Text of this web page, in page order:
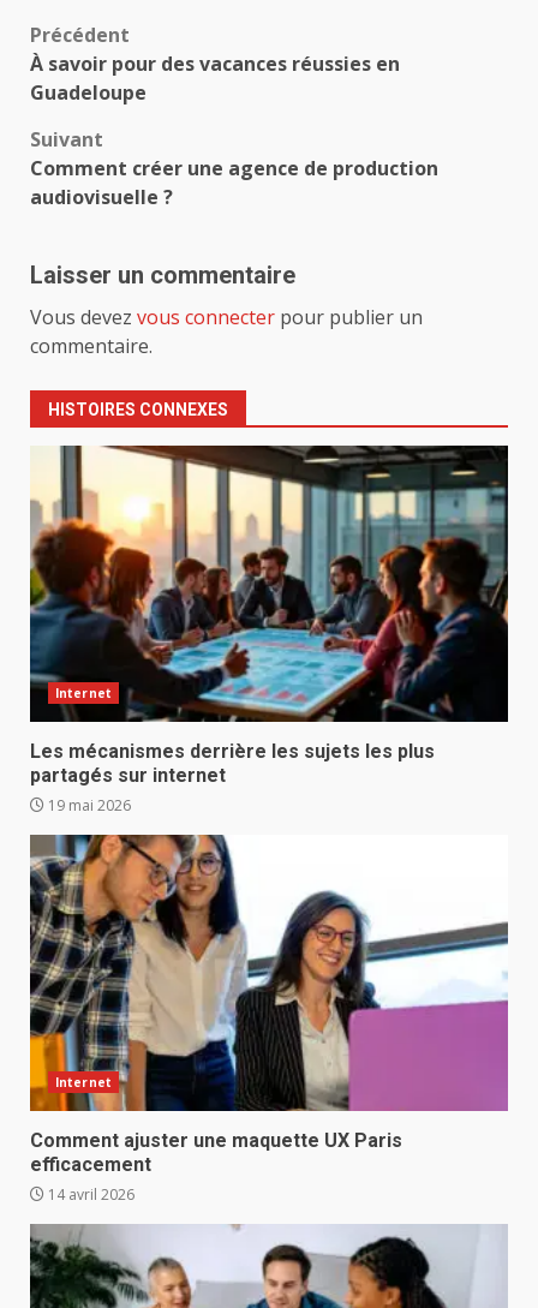
Navigation
d’article
Précédent
À savoir pour des vacances réussies en
Guadeloupe
Suivant
Comment créer une agence de production
audiovisuelle ?
Laisser un commentaire
Vous devez vous connecter pour publier un
commentaire.
HISTOIRES CONNEXES
Internet
Les mécanismes derrière les sujets les plus
partagés sur internet
19 mai 2026
Internet
Comment ajuster une maquette UX Paris
efficacement
14 avril 2026